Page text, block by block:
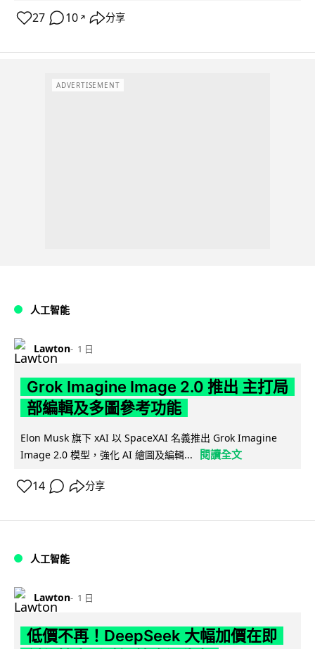
27 10 ↗ 分享
ADVERTISEMENT
人工智能
Lawton 1 日
Grok Imagine Image 2.0 推出 主打局
部編輯及多圖參考功能
Elon Musk 旗下 xAI 以 SpaceXAI 名義推出 Grok Imagine
Image 2.0 模型，強化 AI 繪圖及編輯...
閱讀全文
14 分享
人工智能
Lawton 1 日
低價不再！DeepSeek 大幅加價在即